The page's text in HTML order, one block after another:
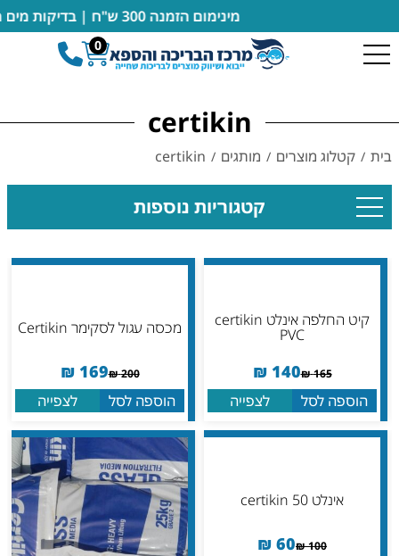
מינימום הזמנה 300 ש"ח | בדיקות מים מבוצעות במקום ללא חיוב | מעבדה מורשית של רובוטים דולפין מיטרוניקס
0
certikin
בית / קטלוג מוצרים / מותגים /
certikin
קטגוריות נוספות
קיט החלפה אינלט certikin
PVC
165
₪
140
₪
הוספה לסל לצפייה
מכסה עגול לסקימר Certikin
200
₪
169
₪
הוספה לסל לצפייה
אינלט 50 certikin
100
₪
60
₪